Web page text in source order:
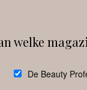
welke
De Beauty